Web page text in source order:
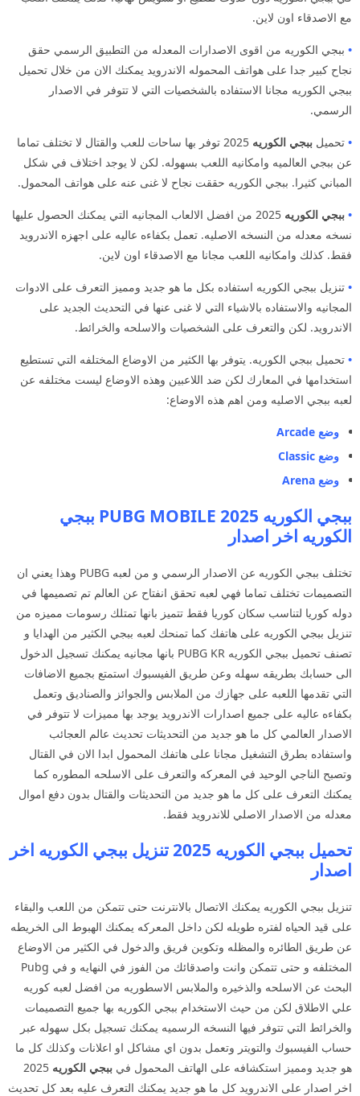
مع الاصدقاء اون لاين.
• ببجي الكوريه من اقوى الاصدارات المعدله من التطبيق الرسمي حقق
نجاح كبير جدا على هواتف المحموله الاندرويد يمكنك الان من خلال تحميل
ببجي الكوريه مجانا الاستفاده بالشخصيات التي لا تتوفر في الاصدار
الرسمي.
• تحميل ببجي الكوريه
2025 توفر بها ساحات للعب والقتال لا تختلف تماما
عن ببجي العالميه وامكانيه اللعب بسهوله. لكن لا يوجد اختلاف في شكل
المباني كثيرا. ببجي الكوريه حققت نجاح لا غنى عنه على هواتف المحمول.
• ببجي الكوريه
2025 من افضل الالعاب المجانيه التي يمكنك الحصول عليها
نسخه معدله من النسخه الاصليه. تعمل بكفاءه عاليه على اجهزه الاندرويد
فقط. كذلك وامكانيه اللعب مجانا مع الاصدقاء اون لاين.
• تنزيل ببجي الكوريه استفاده بكل ما هو جديد ومميز التعرف على الادوات
المجانيه والاستفاده بالاشياء التي لا غنى عنها في التحديث الجديد على
الاندرويد. لكن والتعرف على الشخصيات والاسلحه والخرائط.
• تحميل ببجي الكوريه. يتوفر بها الكثير من الاوضاع المختلفه التي تستطيع
استخدامها في المعارك لكن ضد اللاعبين وهذه الاوضاع ليست مختلفه عن
لعبه ببجي الاصليه ومن اهم هذه الاوضاع:
وضع Arcade
وضع Classic
وضع Arena
ببجي الكوريه PUBG MOBILE 2025 ببجي
الكوريه اخر اصدار
تختلف ببجي الكوريه عن الاصدار الرسمي و من لعبه PUBG وهذا يعني ان
التصميمات تختلف تماما فهي لعبه تحقق انفتاح عن العالم تم تصميمها في
دوله كوريا لتناسب سكان كوريا فقط تتميز بانها تمتلك رسومات مميزه من
تنزيل ببجي الكوريه على هاتفك كما تمنحك لعبه ببجي الكثير من الهدايا و
تصنف تحميل ببجي الكوريه PUBG KR بانها مجانيه يمكنك تسجيل الدخول
الى حسابك بطريقه سهله وعن طريق الفيسبوك استمتع بجميع الاضافات
التي تقدمها اللعبه على جهازك من الملابس والجوائز والصناديق وتعمل
بكفاءه عاليه على جميع اصدارات الاندرويد يوجد بها مميزات لا تتوفر في
الاصدار العالمي كل ما هو جديد من التحديثات تحديث عالم العجائب
واستفاده بطرق التشغيل مجانا على هاتفك المحمول ابدا الان في القتال
وتصبح الناجي الوحيد في المعركه والتعرف على الاسلحه المطوره كما
يمكنك التعرف على كل ما هو جديد من التحديثات والقتال بدون دفع اموال
معدله من الاصدار الاصلي للاندرويد فقط.
تحميل ببجي الكوريه 2025 تنزيل ببجي الكوريه اخر
اصدار
تنزيل ببجي الكوريه يمكنك الاتصال بالانترنت حتى تتمكن من اللعب والبقاء
على قيد الحياه لفتره طويله لكن داخل المعركه يمكنك الهبوط الى الخريطه
عن طريق الطائره والمظله وتكوين فريق والدخول في الكثير من الاوضاع
المختلفه و حتى تتمكن وانت واصدقائك من الفوز في النهايه و في Pubg
البحث عن الاسلحه والذخيره والملابس الاسطوريه من افضل لعبه كوريه
علي الاطلاق لكن من حيث الاستخدام ببجي الكوريه بها جميع التصميمات
والخرائط التي تتوفر فيها النسخه الرسميه يمكنك تسجيل بكل سهوله عبر
حساب الفيسبوك والتويتر وتعمل بدون اي مشاكل او اعلانات وكذلك كل ما
هو جديد ومميز استكشافه على الهاتف المحمول في ببجي الكوريه 2025
اخر اصدار على الاندرويد كل ما هو جديد يمكنك التعرف عليه بعد كل تحديث